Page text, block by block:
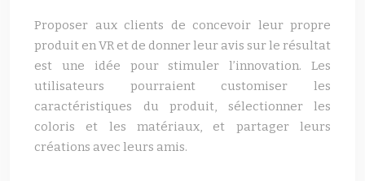
Proposer aux clients de concevoir leur propre
produit en VR et de donner leur avis sur le résultat
est une idée pour stimuler l’innovation. Les
utilisateurs pourraient customiser les
caractéristiques du produit, sélectionner les
coloris et les matériaux, et partager leurs
créations avec leurs amis.